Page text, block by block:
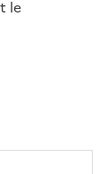
le